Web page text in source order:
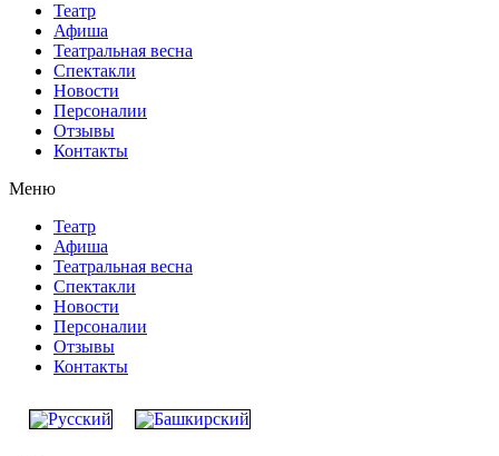
Театр
Афиша
Театральная весна
Спектакли
Новости
Персоналии
Отзывы
Контакты
Меню
Театр
Афиша
Театральная весна
Спектакли
Новости
Персоналии
Отзывы
Контакты